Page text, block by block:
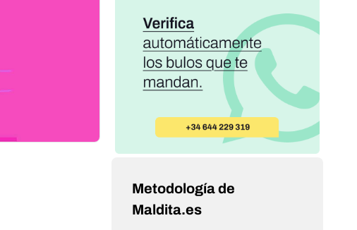
Metodología de
Maldita.es